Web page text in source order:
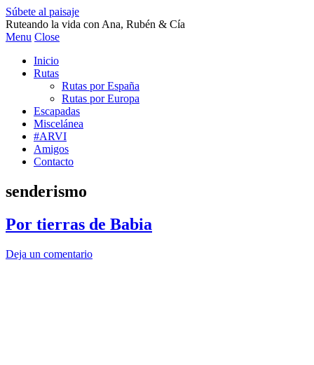
Súbete al paisaje
Ruteando la vida con Ana, Rubén & Cía
Menu Close
Inicio
Rutas
Rutas por España
Rutas por Europa
Escapadas
Miscelánea
#ARVI
Amigos
Contacto
senderismo
Por tierras de Babia
Deja un comentario